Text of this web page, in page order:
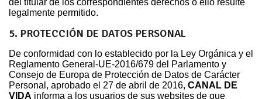
del titular de los correspondientes derechos o ello resulte
legalmente permitido.
5. PROTECCIÓN DE DATOS PERSONAL
De conformidad con lo establecido por la Ley Orgánica y el
Reglamento General-UE-2016/679 del Parlamento y
Consejo de Europa de Protección de Datos de Carácter
Personal, aprobado el 27 de abril de 2016, CANAL DE
VIDA informa a los usuarios de sus websites de que